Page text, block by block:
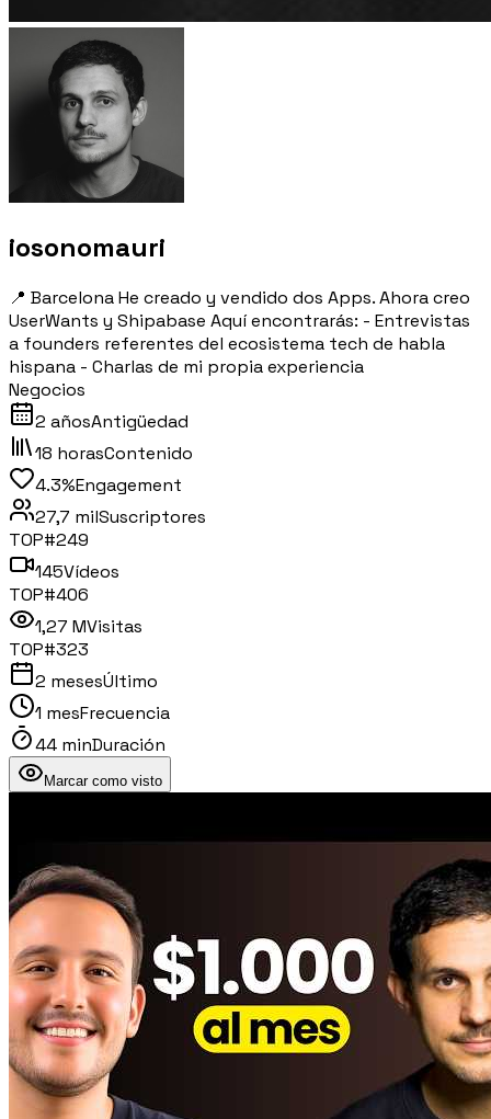
iosonomauri
📍 Barcelona He creado y vendido dos Apps. Ahora creo
UserWants y Shipabase Aquí encontrarás: - Entrevistas
a founders referentes del ecosistema tech de habla
hispana - Charlas de mi propia experiencia
Negocios
2 añosAntigüedad
18 horasContenido
4.3%Engagement
27,7 milSuscriptores
TOP#249
145Vídeos
TOP#406
1,27 MVisitas
TOP#323
2 mesesÚltimo
1 mesFrecuencia
44 minDuración
Marcar como visto